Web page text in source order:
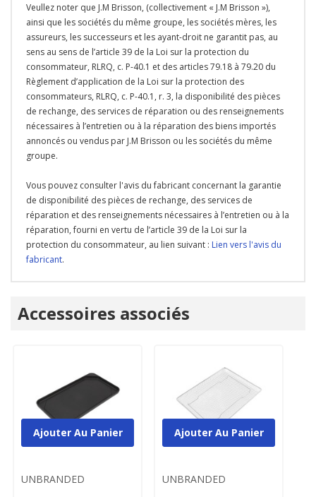
Veullez noter que J.M Brisson, (collectivement « J.M Brisson »),
ainsi que les sociétés du même groupe, les sociétés mères, les
assureurs, les successeurs et les ayant-droit ne garantit pas, au
sens au sens de l’article 39 de la Loi sur la protection du
consommateur, RLRQ, c. P-40.1 et des articles 79.18 à 79.20 du
Règlement d’application de la Loi sur la protection des
consommateurs, RLRQ, c. P-40.1, r. 3, la disponibilité des pièces
de rechange, des services de réparation ou des renseignements
nécessaires à l’entretien ou à la réparation des biens importés
annoncés ou vendus par J.M Brisson ou les sociétés du même
groupe.
Vous pouvez consulter l'avis du fabricant concernant la garantie
de disponibilité des pièces de rechange, des services de
réparation et des renseignements nécessaires à l’entretien ou à la
réparation, fourni en vertu de l’article 39 de la Loi sur la
protection du consommateur, au lien suivant : Lien vers l'avis du
fabricant.
personnalisé
Accessoires associés
UNBRANDED
Ajouter Au Panier
UNBRANDED
Ajouter Au Panier